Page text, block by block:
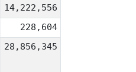
14,222,556
228,604
28,856,345